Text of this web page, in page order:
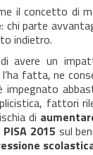
il concetto di
: chi parte
indietro.
avere un
fatta, ne
fattori
di
PISA 2015 sul